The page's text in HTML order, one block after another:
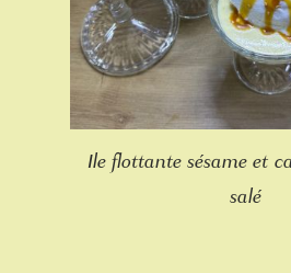
Ile flottante sésame et
salé